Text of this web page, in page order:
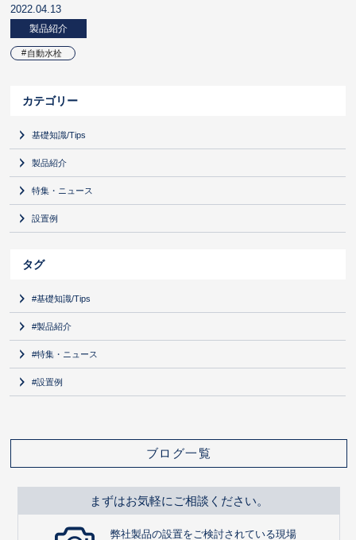
2022.04.13
製品紹介
自動水栓
カテゴリー
基礎知識/Tips
製品紹介
特集・ニュース
設置例
タグ
#基礎知識/Tips
#製品紹介
#特集・ニュース
#設置例
ブログ一覧
まずはお気軽にご相談ください。
弊社製品の設置をご検討されている現場